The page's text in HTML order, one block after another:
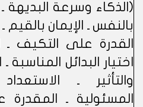
(الذكاء وسرعة البديهة
بالنفس ـ الإيمان بالقيم
القدرة على التكيف
اختيار البدائل
والتأثير ـ
المسئولية ـ